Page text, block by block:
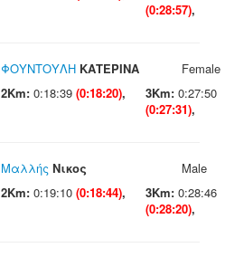
(0:28:57),
ΦΟΥΝΤΟΥΛΗ ΚΑΤΕΡΙΝΑ
Female
2Km: 0:18:39 (0:18:20), 3Km: 0:27:50
(0:27:31),
Μαλλής Νικος
Male
2Km: 0:19:10 (0:18:44), 3Km: 0:28:46
(0:28:20),